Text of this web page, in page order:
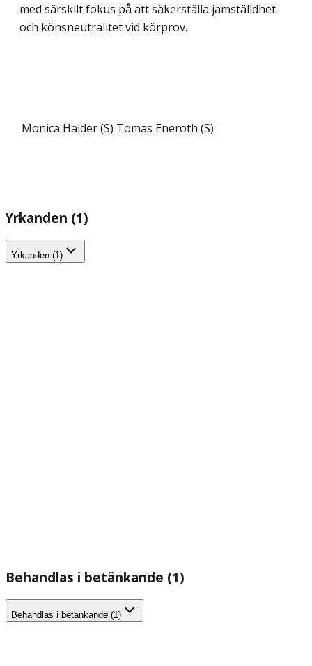
med särskilt fokus på att säkerställa jämställdhet
och könsneutralitet vid körprov.
Monica Haider (S) Tomas Eneroth (S)
Yrkanden (1)
Yrkanden (1)
Behandlas i betänkande (1)
Behandlas i betänkande (1)